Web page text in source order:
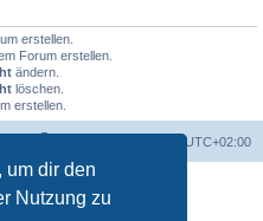
um dir den
Nutzung zu
erstellen.
Forum erstellen.
ändern.
löschen.
erstellen.
UTC+02:00